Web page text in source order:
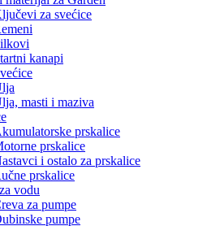
za svećice
kanapi
masti i maziva
prskalice
prskalice
i ostalo za prskalice
prskalice
vodu
za pumpe
pumpe